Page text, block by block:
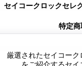
セイコークロックセレ
特定
厳選されたセイコー
をご紹介するセイ